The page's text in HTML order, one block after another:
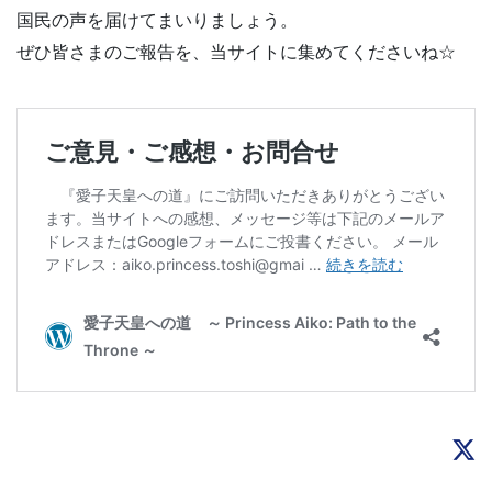
国民の声を届けてまいりましょう。
ぜひ皆さまのご報告を、当サイトに集めてくださいね☆